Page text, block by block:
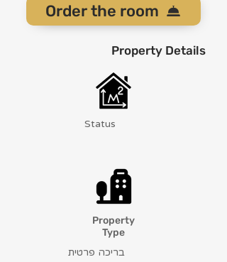
Order the room
Property Details
Status
Property
Type
בריכה פרטית